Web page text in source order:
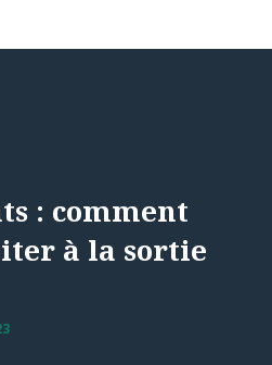
: comment
à la sortie